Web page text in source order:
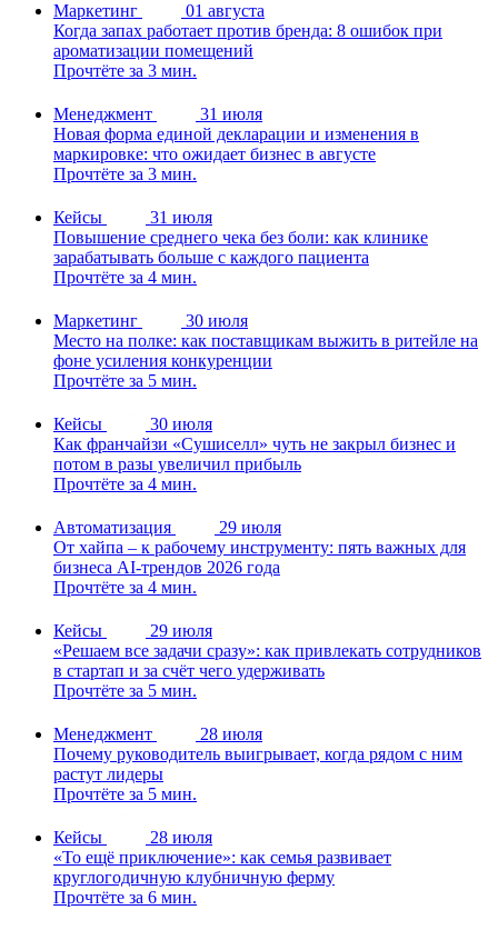
Маркетинг
01 августа
Когда запах работает против бренда: 8 ошибок при
ароматизации помещений
Прочтёте за 3 мин.
Менеджмент
31 июля
Новая форма единой декларации и изменения в
маркировке: что ожидает бизнес в августе
Прочтёте за 3 мин.
Кейсы
31 июля
Повышение среднего чека без боли: как клинике
зарабатывать больше с каждого пациента
Прочтёте за 4 мин.
Маркетинг
30 июля
Место на полке: как поставщикам выжить в ритейле на
фоне усиления конкуренции
Прочтёте за 5 мин.
Кейсы
30 июля
Как франчайзи «Сушиселл» чуть не закрыл бизнес и
потом в разы увеличил прибыль
Прочтёте за 4 мин.
Автоматизация
29 июля
От хайпа – к рабочему инструменту: пять важных для
бизнеса AI-трендов 2026 года
Прочтёте за 4 мин.
Кейсы
29 июля
«Решаем все задачи сразу»: как привлекать сотрудников
в стартап и за счёт чего удерживать
Прочтёте за 5 мин.
Менеджмент
28 июля
Почему руководитель выигрывает, когда рядом с ним
растут лидеры
Прочтёте за 5 мин.
Кейсы
28 июля
«То ещё приключение»: как семья развивает
круглогодичную клубничную ферму
Прочтёте за 6 мин.